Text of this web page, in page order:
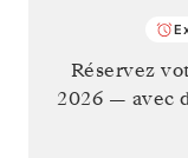
Réservez
2026 — avec